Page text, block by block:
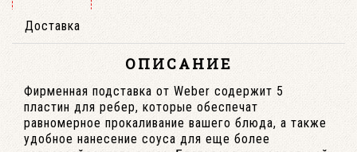
Доставка
ОПИСАНИЕ
Фирменная подставка от Weber содержит 5
пластин для ребер, которые обеспечат
равномерное прокаливание вашего блюда, а также
удобное нанесение соуса для еще более